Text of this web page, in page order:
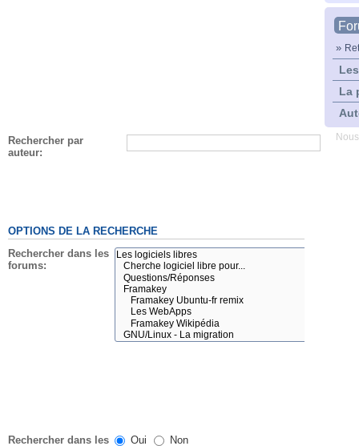
»
La
Rechercher par
auteur:
OPTIONS DE LA RECHERCHE
Rechercher dans les
forums:
Rechercher dans les Oui Non